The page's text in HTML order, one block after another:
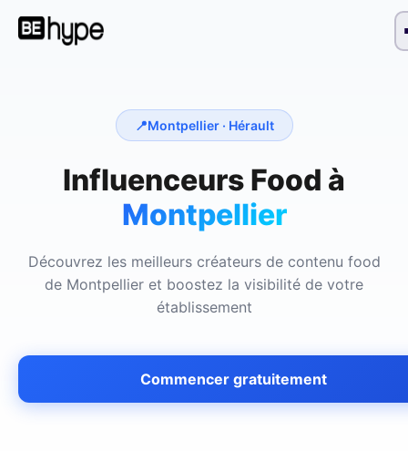
📍Montpellier · Hérault
Influenceurs Food à
Montpellier
Découvrez les meilleurs créateurs de contenu food
de Montpellier et boostez la visibilité de votre
établissement
Commencer gratuitement